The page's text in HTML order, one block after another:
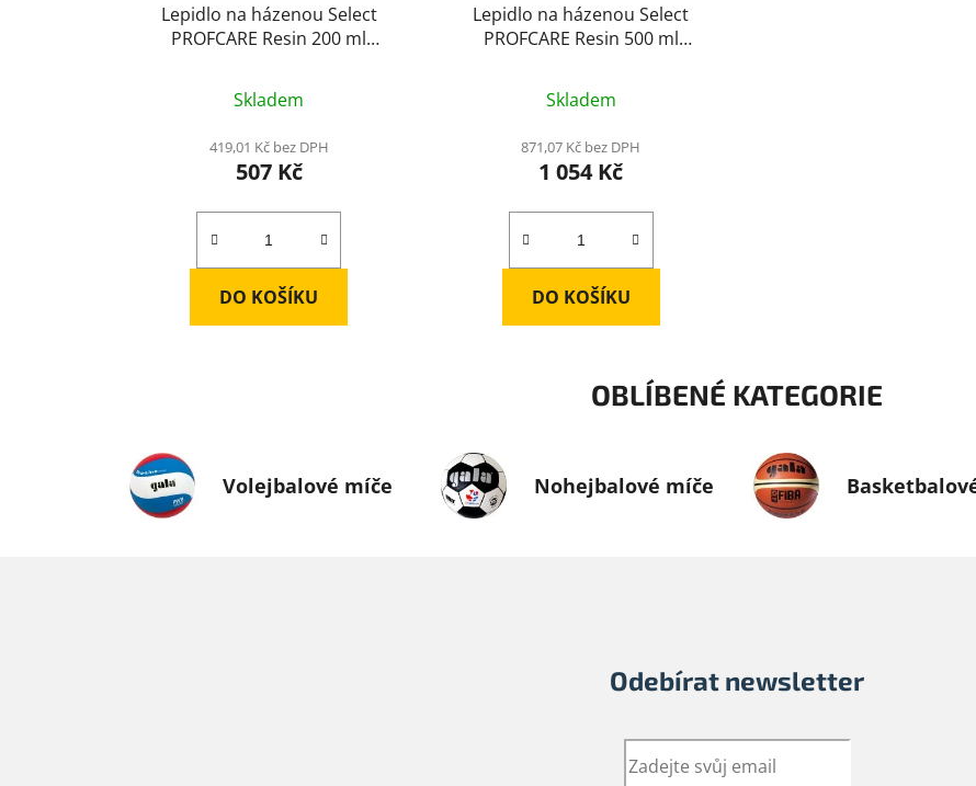
Lepidlo na házenou Select
PROFCARE Resin 200 ml
Skladem
419,01 Kč bez DPH
507 Kč
DO KOŠÍKU
Lepidlo na házenou Select
PROFCARE Resin 500 ml
Skladem
871,07 Kč bez DPH
1 054 Kč
DO KOŠÍKU
OBLÍBENÉ KATEGORIE
Volejbalové míče Nohejbalové míče
Odebírat newsletter